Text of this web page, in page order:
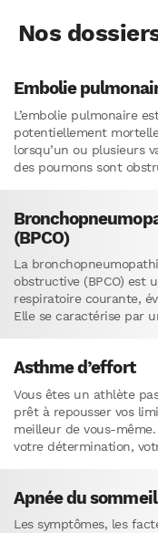
Nos
Embolie
L’embolie pulmonaire
potentiellement
lorsqu’un ou plusieurs
des poumons sont
(BPCO)
La
obstructive (BPCO) est
respiratoire courante,
Elle se caractérise par
Asthme d’effort
Vous êtes un athlète
prêt à repousser vos
meilleur de vous-
votre détermination,
Apnée du sommeil
Les symptômes, les